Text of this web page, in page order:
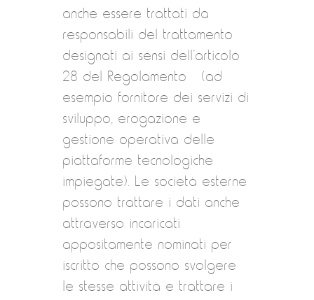
anche essere trattati da
responsabili del trattamento
designati ai sensi dell’articolo
28 del Regolamento (ad
esempio fornitore dei servizi di
sviluppo, erogazione e
gestione operativa delle
piattaforme tecnologiche
impiegate). Le società esterne
possono trattare i dati anche
attraverso incaricati
appositamente nominati per
iscritto che possono svolgere
le stesse attività e trattare i